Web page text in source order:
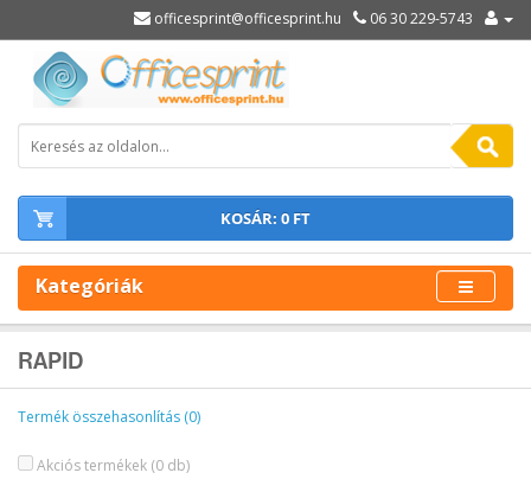
officesprint@officesprint.hu 06 30 229-5743
KOSÁR: 0 FT
Kategóriák
RAPID
Termék összehasonlítás (0)
Akciós termékek (0 db)